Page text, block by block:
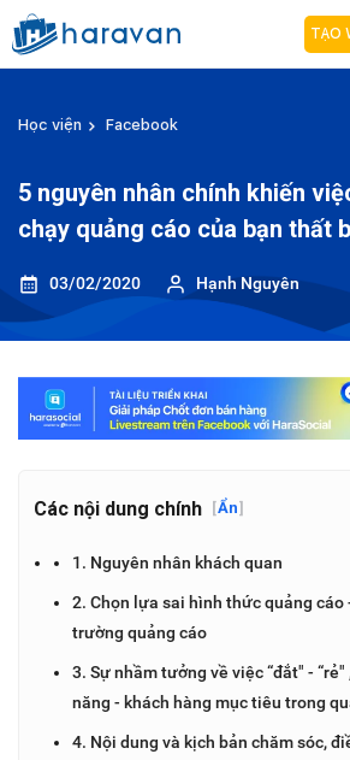
TẠO
Học viện Facebook
5 nguyên nhân chính khiến
chạy quảng cáo của bạn thất
03/02/2020 Hạnh Nguyên
Các nội dung chính [Ẩn]
1. Nguyên nhân khách quan
2. Chọn lựa sai hình thức quảng cáo
trường quảng cáo
3. Sự nhầm tưởng về việc “đắt" -
năng - khách hàng mục tiêu trong
4. Nội dung và kịch bản chăm sóc,